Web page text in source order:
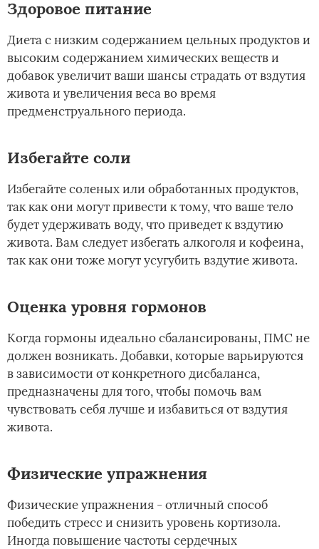
Здоровое питание
Диета с низким содержанием цельных продуктов и
высоким содержанием химических веществ и
добавок увеличит ваши шансы страдать от вздутия
живота и увеличения веса во время
предменструального периода.
Избегайте соли
Избегайте соленых или обработанных продуктов,
так как они могут привести к тому, что ваше тело
будет удерживать воду, что приведет к вздутию
живота. Вам следует избегать алкоголя и кофеина,
так как они тоже могут усугубить вздутие живота.
Оценка уровня гормонов
Когда гормоны идеально сбалансированы, ПМС не
должен возникать. Добавки, которые варьируются
в зависимости от конкретного дисбаланса,
предназначены для того, чтобы помочь вам
чувствовать себя лучше и избавиться от вздутия
живота.
Физические упражнения
Физические упражнения - отличный способ
победить стресс и снизить уровень кортизола.
Иногда повышение частоты сердечных